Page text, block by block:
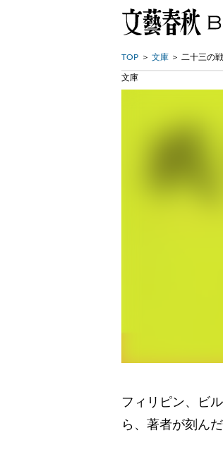
TOP 文庫 二十三の
文庫
フィリピン、ビ
ら、著者が刻ん